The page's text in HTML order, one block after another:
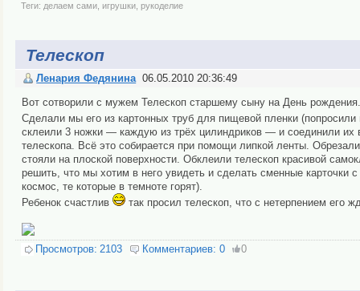
Теги: делаем сами, игрушки, рукоделие
Телескоп
Ленария Федянина 06.05.2010 20:36:49
Вот сотворили с мужем Телескоп старшему сыну на День рождения.
Сделали мы его из картонных труб для пищевой пленки (попросили
склеили 3 ножки — каждую из трёх цилиндриков — и соединили их
телескопа. Всё это собирается при помощи липкой ленты.
стояли на плоской поверхности. Обклеили телескоп красивой
решить, что мы хотим в него увидеть и сделать сменные карточки
космос, те которые в темноте горят).
Ребенок счастлив
так просил телескоп, что с нетерпением его
Просмотров: 2103 Комментариев: 0 0